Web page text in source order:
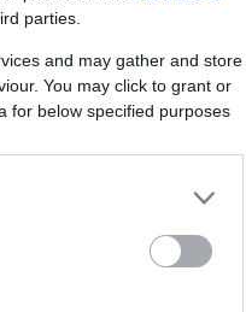
parties.
and may gather and store
You may click to grant or
for below specified purposes